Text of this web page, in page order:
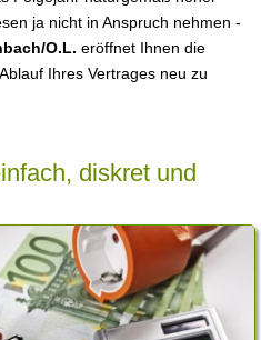
ja nicht in Anspruch nehmen -
O.L. eröffnet Ihnen die
Ihres Vertrages neu zu
diskret und